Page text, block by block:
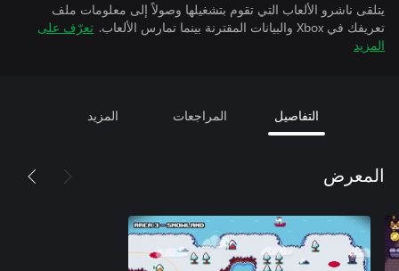
يتلقى ناشرو الألعاب التي تقوم بتشغيلها وصولاً إلى معلومات ملف
تعريفك في Xbox والبيانات المقترنة بينما تمارس الألعاب.
تعرّف على
المزيد
التفاصيل المراجعات المزيد
المعرض